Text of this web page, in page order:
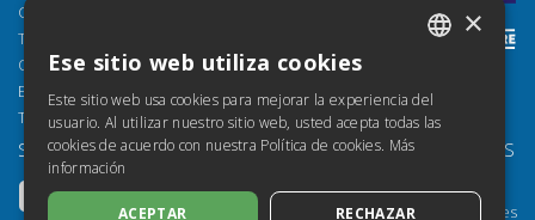
Cómo abrir los archivos
Torrossa Reader
Opciones de acceso
Email: helpdesk@torrossa.com
Tel:
+39 055 5018800
SÍGUENOS NUESTROS RECURSOS
Torrossa para Instituciones
ENGLISH
×
Ese sitio web utiliza cookies
Este sitio web usa cookies para mejorar la experiencia del
usuario. Al utilizar nuestro sitio web, usted acepta todas las
cookies de acuerdo con nuestra Política de cookies. Más
información
ACEPTAR RECHAZAR